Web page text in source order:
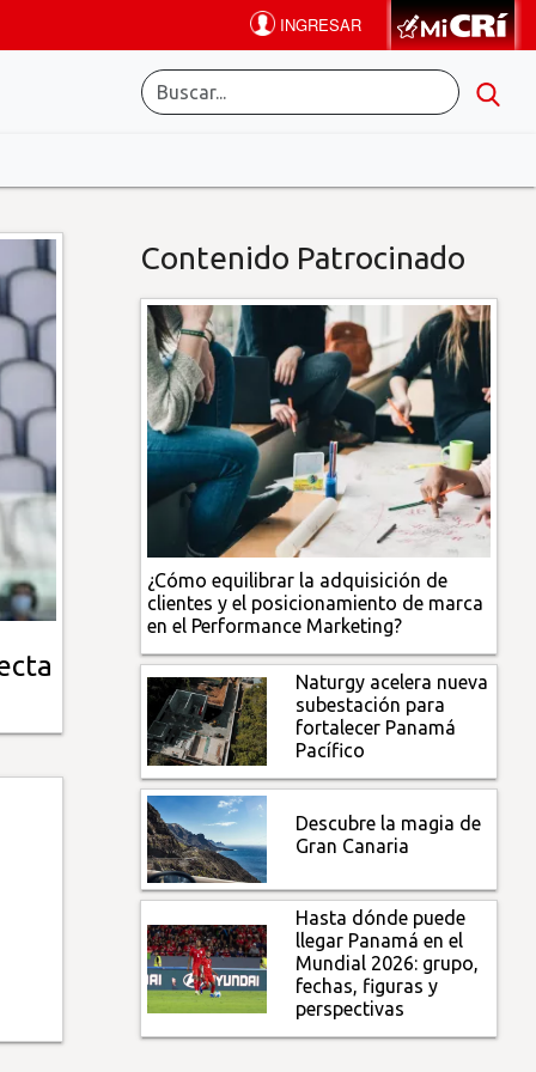
Contenido Patrocinado
¿Cómo equilibrar la adquisición de
clientes y el posicionamiento de marca
en el Performance Marketing?
Naturgy acelera nueva
subestación para
fortalecer Panamá
Pacífico
Descubre la magia de
Gran Canaria
Hasta dónde puede
llegar Panamá en el
Mundial 2026: grupo,
fechas, figuras y
perspectivas